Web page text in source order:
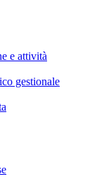
e attività
gestionale